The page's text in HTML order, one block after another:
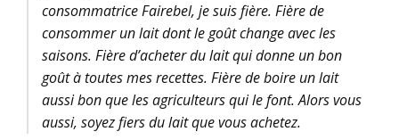
consommatrice Fairebel, je suis fière. Fière de
consommer un lait dont le goût change avec les
saisons. Fière d’acheter du lait qui donne un bon
goût à toutes mes recettes. Fière de boire un lait
aussi bon que les agriculteurs qui le font. Alors vous
aussi, soyez fiers du lait que vous achetez.